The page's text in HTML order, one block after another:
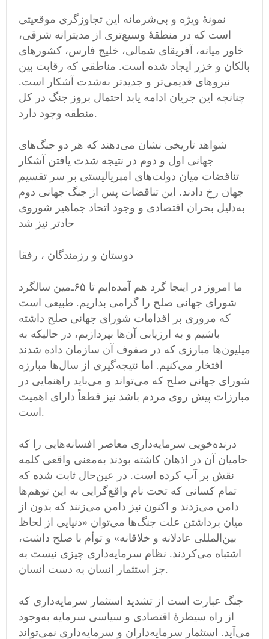
نمونهٔ ویژه و بی‌شرمانه این تجاوزگری موقعیتی
است که در منطقهٔ وسیع‌تری از مدیترانه شرقی،
خاور میانه، آفریقای شمالی، خلیج فارس، کشورهای
بالکان و خزر ایجاد شده است. مناطقی که رقابت بین
نیروهای قدیمی‌تر و جدیدتر به‌شدت آشکار است.
چنانچه این جریان ادامه یابد احتمال بروز جنگ در کل
منطقه وجود دارد.
شواهد تاریخی نشان می‌دهند که هر دو جنگ‌های
جهانی اول و دوم در نتیجه شدت یافتن آشکار
تناقضات میان دولت‌های امپریالیستی بر سر تقسیم
جهان رخ دادند. این تناقضات پس از جنگ جهانی دوم
به‌دلیل بحران اقتصادی و وجود اتحاد جماهیر شوروی
حادتر نیز شد
دوستان و رزمندگان ، رفقا
ما امروز در اینجا گرد هم آمده‌ایم تا ۶۵‌‌ـ‌مین سالگرد
شورای جهانی صلح را گرامی‌ بداریم. طبیعی است
که مروری بر اقدامات شورای جهانی صلح داشته
باشیم و به ارزیابی آن‌ها بپردازیم، در حالیکه به
میلیون‌ها مبارزی که در صفوف آن سازمان داده شدند
افتخار می‌کنیم. اما نتیجه‌گیری از سال‌ها مبارزه
شورای جهانی صلح که می‌تواند و می‌باید راهنمایی در
مبارزات پیش روی مردم باشد نیز قطعاً دارای اهمیت
است.
درنده‌خویی سرمایه‌داری معاصر افسانه‌هایی را که
حامیان آن در اذهان کاشته بودند به‌معنی واقعی کلمه
نقش بر آب کرده است. در عین‌حال ثابت شده که
تمام کسانی که تحت نام واقع‌گرایی به این توهم‌ها
دامن می‌زدند و اکنون نیز دامن می‌زنند که بدون از
میان برداشتن علت جنگ‌ها می‌توان «دنیایی از لحاظ
بین‌المللی عادلانه و خلاقانه» و توأم با صلح داشت،
اشتباه می‌کردند. نظام سرمایه‌داری چیزی نیست به
جز استثمار انسان به دست انسان.
جنگ عبارت است از تشدید استثمار سرمایه‌داری که
از راه سیطرهٔ اقتصادی و سیاسی سرمایه به‌وجود
می‌آید. استثمار سرمایه‌داران و سرمایه‌داری نمی‌تواند